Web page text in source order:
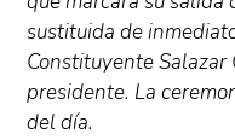
sustituida de
Constituyente
presidente. La
del día.